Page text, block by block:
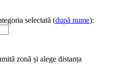
selectată (după nume):
zonă și alege distanța